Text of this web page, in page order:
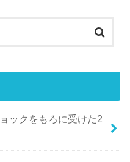
ックをもろに受けた2